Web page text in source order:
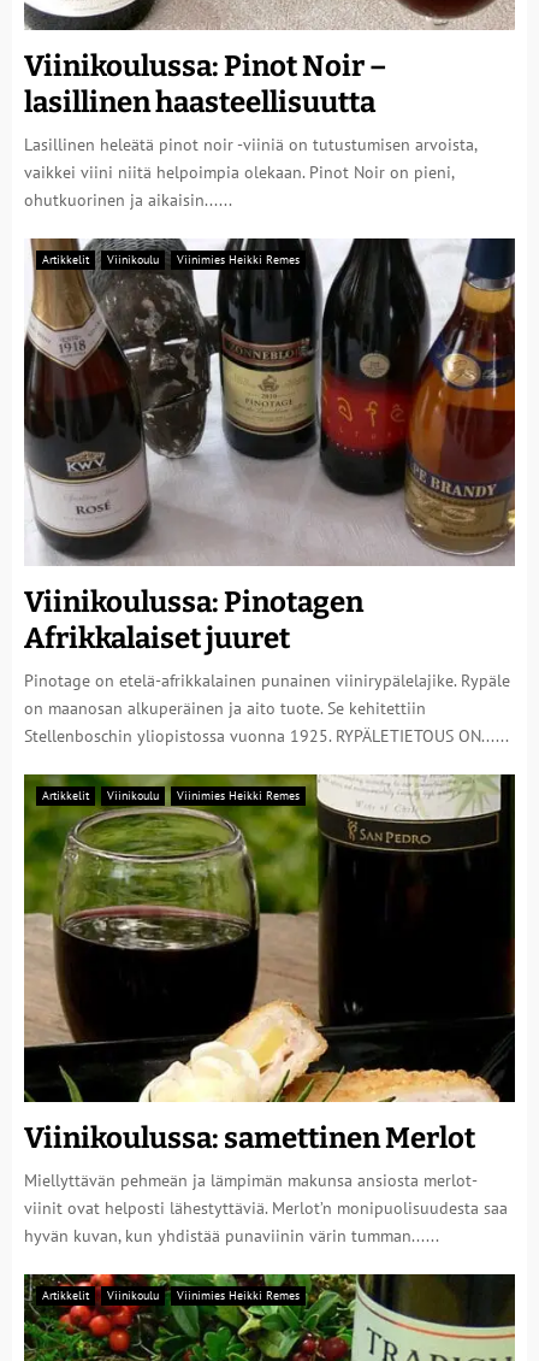
Viinikoulussa: Pinot Noir –
lasillinen haasteellisuutta
Lasillinen heleätä pinot noir -viiniä on tutustumisen arvoista,
vaikkei viini niitä helpoimpia olekaan. Pinot Noir on pieni,
ohutkuorinen ja aikaisin......
Artikkelit Viinikoulu Viinimies Heikki Remes
Viinikoulussa: Pinotagen
Afrikkalaiset juuret
Pinotage on etelä-afrikkalainen punainen viinirypälelajike. Rypäle
on maanosan alkuperäinen ja aito tuote. Se kehitettiin
Stellenboschin yliopistossa vuonna 1925. RYPÄLETIETOUS ON......
Artikkelit Viinikoulu Viinimies Heikki Remes
Viinikoulussa: samettinen Merlot
Miellyttävän pehmeän ja lämpimän makunsa ansiosta merlot-
viinit ovat helposti lähestyttäviä. Merlot’n monipuolisuudesta saa
hyvän kuvan, kun yhdistää punaviinin värin tumman......
Artikkelit Viinikoulu Viinimies Heikki Remes